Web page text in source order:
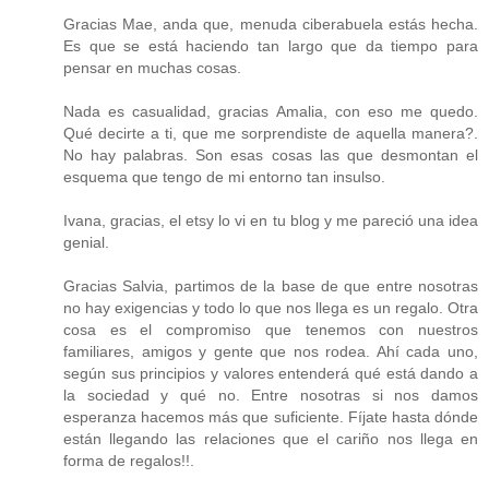
Gracias Mae, anda que, menuda ciberabuela estás hecha.
Es que se está haciendo tan largo que da tiempo para
pensar en muchas cosas.
Nada es casualidad, gracias Amalia, con eso me quedo.
Qué decirte a ti, que me sorprendiste de aquella manera?.
No hay palabras. Son esas cosas las que desmontan el
esquema que tengo de mi entorno tan insulso.
Ivana, gracias, el etsy lo vi en tu blog y me pareció una idea
genial.
Gracias Salvia, partimos de la base de que entre nosotras
no hay exigencias y todo lo que nos llega es un regalo. Otra
cosa es el compromiso que tenemos con nuestros
familiares, amigos y gente que nos rodea. Ahí cada uno,
según sus principios y valores entenderá qué está dando a
la sociedad y qué no. Entre nosotras si nos damos
esperanza hacemos más que suficiente. Fíjate hasta dónde
están llegando las relaciones que el cariño nos llega en
forma de regalos!!.